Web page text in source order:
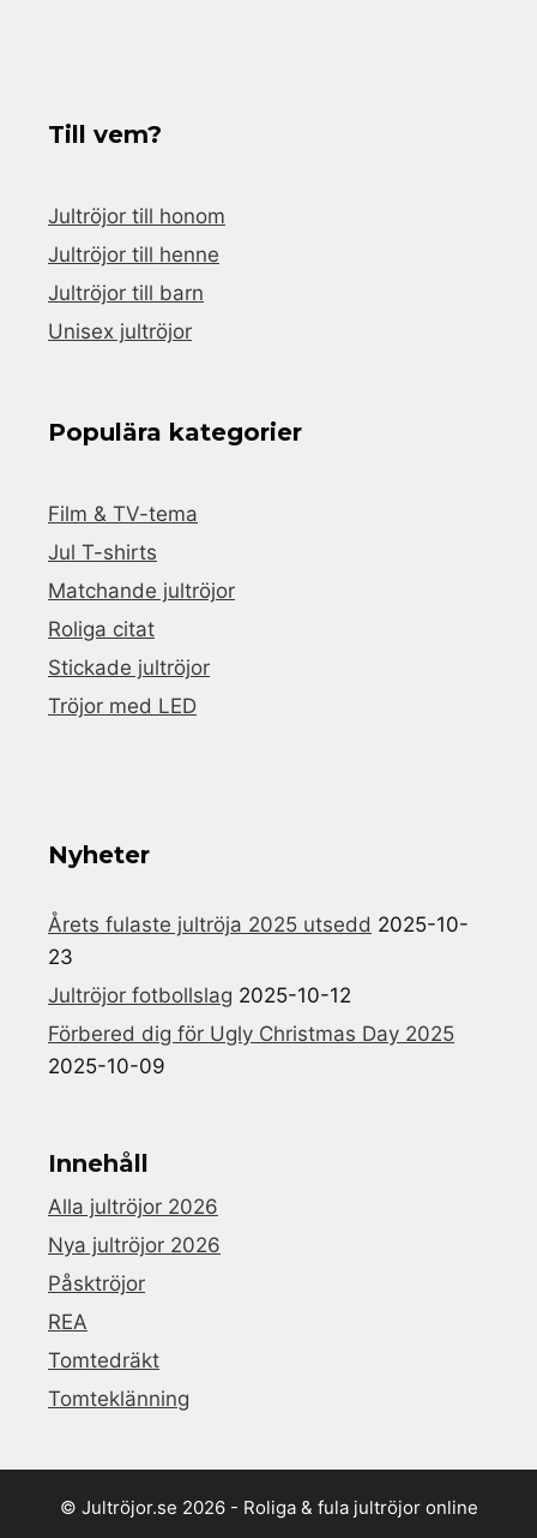
Till vem?
Jultröjor till honom
Jultröjor till henne
Jultröjor till barn
Unisex jultröjor
Populära kategorier
Film & TV-tema
Jul T-shirts
Matchande jultröjor
Roliga citat
Stickade jultröjor
Tröjor med LED
Nyheter
Årets fulaste jultröja 2025 utsedd 2025-10-
23
Jultröjor fotbollslag 2025-10-12
Förbered dig för Ugly Christmas Day 2025
2025-10-09
Innehåll
Alla jultröjor 2026
Nya jultröjor 2026
Påsktröjor
REA
Tomtedräkt
Tomteklänning
© Jultröjor.se 2026 - Roliga & fula jultröjor online